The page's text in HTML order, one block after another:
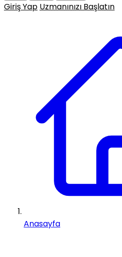
Giriş Yap Uzmanınızı Başlatın
Anasayfa